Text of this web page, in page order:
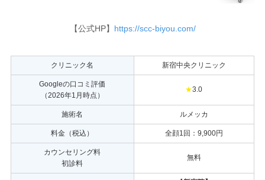
【公式HP】 https://scc-biyou.com/
クリニック名 新宿中央クリニック
Googleの口コミ評価
（2026年1月時点）
★3.0
施術名 ルメッカ
料金（税込） 全顔1回：9,900円
カウンセリング料
初診料
無料